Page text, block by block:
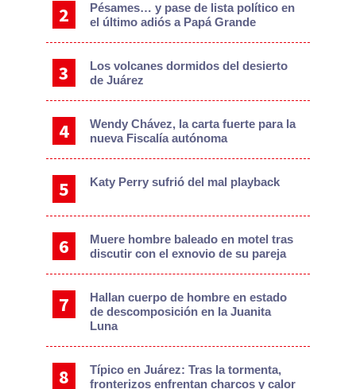
Pésames… y pase de lista político en
el último adiós a Papá Grande
Los volcanes dormidos del desierto
de Juárez
Wendy Chávez, la carta fuerte para la
nueva Fiscalía autónoma
Katy Perry sufrió del mal playback
Muere hombre baleado en motel tras
discutir con el exnovio de su pareja
Hallan cuerpo de hombre en estado
de descomposición en la Juanita
Luna
Típico en Juárez: Tras la tormenta,
fronterizos enfrentan charcos y calor